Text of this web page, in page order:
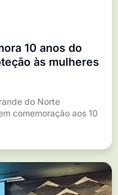
10 anos do
às mulheres
do Norte
comemoração aos 10